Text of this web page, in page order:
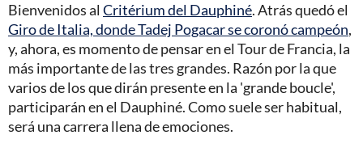
Bienvenidos al Critérium del Dauphiné. Atrás quedó el
Giro de Italia, donde Tadej Pogacar se coronó campeón,
y, ahora, es momento de pensar en el Tour de Francia, la
más importante de las tres grandes. Razón por la que
varios de los que dirán presente en la 'grande boucle',
participarán en el Dauphiné. Como suele ser habitual,
será una carrera llena de emociones.